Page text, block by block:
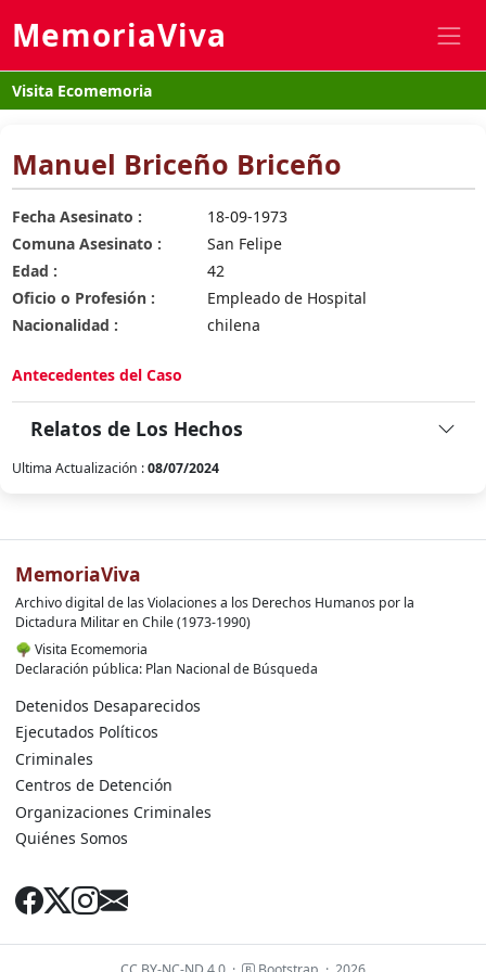
MemoriaViva
Visita Ecomemoria
Manuel Briceño Briceño
Fecha Asesinato :
18-09-1973
Comuna Asesinato :
San Felipe
Edad :
42
Oficio o Profesión :
Empleado de Hospital
Nacionalidad :
chilena
Antecedentes del Caso
Relatos de Los Hechos
Ultima Actualización :08/07/2024
MemoriaViva
Archivo digital de las Violaciones a los Derechos Humanos por la
Dictadura Militar en Chile (1973-1990)
🌳 Visita Ecomemoria
Declaración pública: Plan Nacional de Búsqueda
Detenidos Desaparecidos
Ejecutados Políticos
Criminales
Centros de Detención
Organizaciones Criminales
Quiénes Somos